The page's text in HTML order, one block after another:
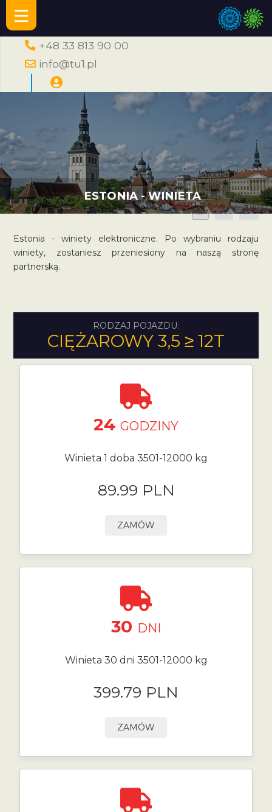
+48 33 813 90 00
info@tu1.pl
ESTONIA - WINIETA
A A A
Estonia - winiety elektroniczne. Po wybraniu rodzaju
winiety, zostaniesz przeniesiony na naszą stronę
partnerską.
RODZAJ POJAZDU:
CIĘŻAROWY 3,5 ≥ 12T
24 GODZINY
Winieta 1 doba 3501-12000 kg
89.99 PLN
ZAMÓW
30 DNI
Winieta 30 dni 3501-12000 kg
399.79 PLN
ZAMÓW